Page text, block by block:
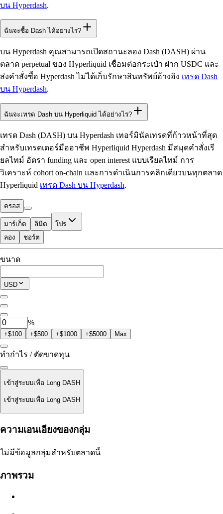
บน Hyperdash.
ฉันจะซื้อ Dash ได้อย่างไร?
บน Hyperdash คุณสามารถเปิดสถานะลอง Dash (DASH) ผ่าน
ตลาด perpetual ของ Hyperliquid เชื่อมต่อกระเป๋า ฝาก USDC และ
ส่งคำสั่งซื้อ Hyperdash ไม่ได้เก็บรักษาสินทรัพย์อ้างอิง เทรด Dash
บน Hyperdash.
ฉันจะเทรด Dash บน Hyperliquid ได้อย่างไร?
เทรด Dash (DASH) บน Hyperdash เทอร์มินัลเทรดที่ก้าวหน้าที่สุด
สำหรับเทรดเดอร์มืออาชีพ Hyperliquid Hyperdash มีสมุดคำสั่งเรี
ยลไทม์ อัตรา funding และ open interest แบบเรียลไทม์ การ
วิเคราะห์ cohort on-chain และการดำเนินการคลิกเดียวบนทุกตลาด
Hyperliquid เทรด Dash บน Hyperdash.
ครอส
มาร์เก็ต ลิมิต โปร
ที่ใช้เทรดได้
$0.00
โพซิชันปัจจุบัน
0 DASH
ลอง ชอร์ต
ขนาด
USD
%
+$100 +$500 +$1000 +$5000 Max
ทำกำไร / ตัดขาดทุน
เข้าสู่ระบบเพื่อ Long DASH
เข้าสู่ระบบเพื่อ Long DASH
ราคาชำระ
ไม่มีข้อมูล
ความเอนเอียงของกลุ่ม
ไม่มีข้อมูลกลุ่มสำหรับตลาดนี้
ภาพรวม